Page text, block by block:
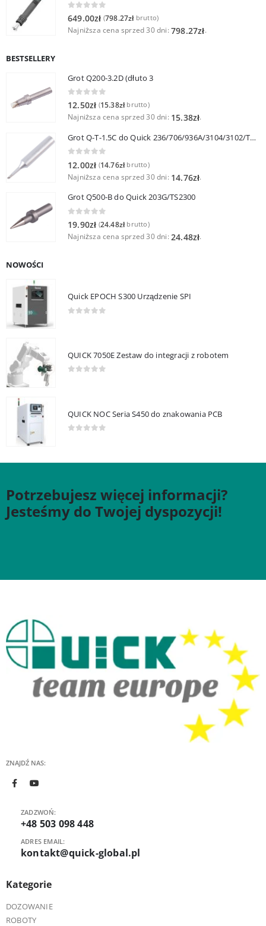
649.00zł (798.27złbrutto)
Najniższa cena sprzed 30 dni: 798.27zł.
BESTSELLERY
Grot Q200-3.2D (dłuto 3
0out of 5
12.50zł (15.38złbrutto)
Najniższa cena sprzed 30 dni: 15.38zł.
Grot Q-T-1.5C do Quick 236/706/936A/3104/3102/TS1100
12.00zł (14.76złbrutto)
Najniższa cena sprzed 30 dni: 14.76zł.
Grot Q500-B do Quick 203G/TS2300
0out of 5
19.90zł (24.48złbrutto)
Najniższa cena sprzed 30 dni: 24.48zł.
NOWOŚCI
Quick EPOCH S300 Urządzenie SPI
QUICK 7050E Zestaw do integracji z robotem
QUICK NOC Seria S450 do znakowania PCB
Potrzebujesz więcej informacji?
Jesteśmy do Twojej dyspozycji!
ZNAJDŹ NAS:
ZADZWOŃ:
+48 503 098 448
ADRES EMAIL:
kontakt@quick-global.pl
Kategorie
DOZOWANIE
ROBOTY